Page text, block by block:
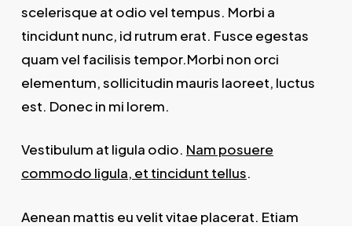
scelerisque at odio vel tempus. Morbi a
tincidunt nunc, id rutrum erat. Fusce egestas
quam vel facilisis tempor.Morbi non orci
elementum, sollicitudin mauris laoreet, luctus
est. Donec in mi lorem.
Vestibulum at ligula odio. Nam posuere
commodo ligula, et tincidunt tellus.
Aenean mattis eu velit vitae placerat. Etiam